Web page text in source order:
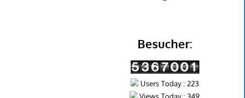
2
Besucher:
Users Today : 223
Views Today : 349